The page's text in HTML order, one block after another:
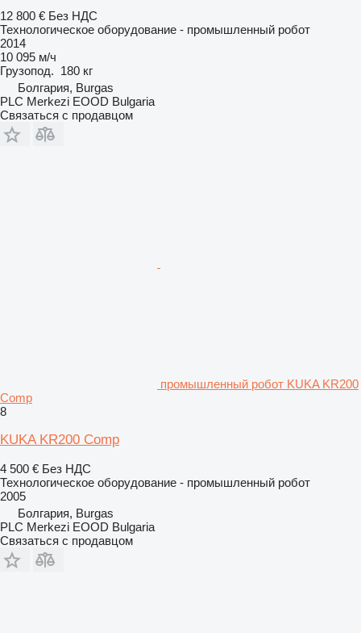
12 800 € Без НДС
Технологическое оборудование - промышленный робот
2014
10 095 м/ч
Грузопод. 180 кг
Болгария, Burgas
PLC Merkezi EOOD Bulgaria
Связаться с продавцом
промышленный робот KUKA KR200
Comp
8
KUKA KR200 Comp
4 500 € Без НДС
Технологическое оборудование - промышленный робот
2005
Болгария, Burgas
PLC Merkezi EOOD Bulgaria
Связаться с продавцом